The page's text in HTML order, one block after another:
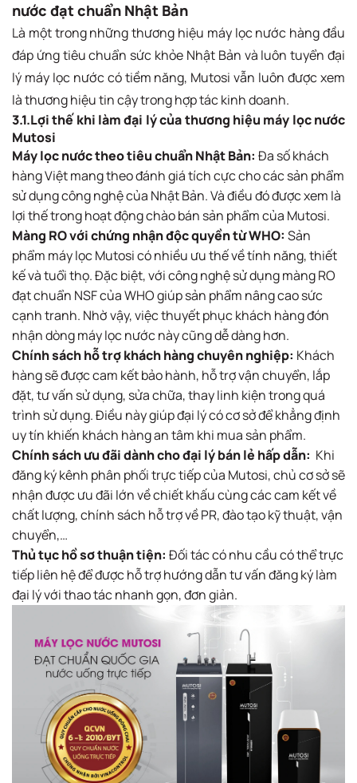
nước đạt chuẩn Nhật Bản
Là một trong những thương hiệu máy lọc nước hàng đầu
đáp ứng tiêu chuẩn sức khỏe Nhật Bản và luôn tuyển đại
lý máy lọc nước có tiềm năng, Mutosi vẫn luôn được xem
là thương hiệu tin cậy trong hợp tác kinh doanh.
3.1.Lợi thế khi làm đại lý của thương hiệu máy lọc nước
Mutosi
Máy lọc nước theo tiêu chuẩn Nhật Bản: Đa số khách
hàng Việt mang theo đánh giá tích cực cho các sản phẩm
sử dụng công nghệ của Nhật Bản. Và điều đó được xem là
lợi thế trong hoạt động chào bán sản phẩm của Mutosi.
Màng RO với chứng nhận độc quyền từ WHO: Sản
phẩm máy lọc Mutosi có nhiều ưu thế về tính năng, thiết
kế và tuổi thọ. Đặc biệt, với công nghệ sử dụng màng RO
đạt chuẩn NSF của WHO giúp sản phẩm nâng cao sức
cạnh tranh. Nhờ vậy, việc thuyết phục khách hàng đón
nhận dòng máy lọc nước này cũng dễ dàng hơn.
Chính sách hỗ trợ khách hàng chuyên nghiệp: Khách
hàng sẽ được cam kết bảo hành, hỗ trợ vận chuyển, lắp
đặt, tư vấn sử dụng, sửa chữa, thay linh kiện trong quá
trình sử dụng. Điều này giúp đại lý có cơ sở để khẳng định
uy tín khiến khách hàng an tâm khi mua sản phẩm.
Chính sách ưu đãi dành cho đại lý bán lẻ hấp dẫn: Khi
đăng ký kênh phân phối trực tiếp của Mutosi, chủ cơ sở sẽ
nhận được ưu đãi lớn về chiết khấu cùng các cam kết về
chất lượng, chính sách hỗ trợ về PR, đào tạo kỹ thuật, vận
chuyển,…
Thủ tục hồ sơ thuận tiện: Đối tác có nhu cầu có thể trực
tiếp liên hệ để được hỗ trợ hướng dẫn tư vấn đăng ký làm
đại lý với thao tác nhanh gọn, đơn giản.